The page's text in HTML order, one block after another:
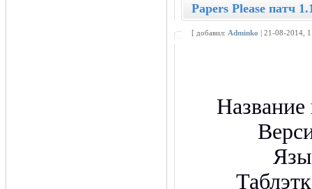
Papers Please патч
[ добавил: Adminko | 21-08-2014,